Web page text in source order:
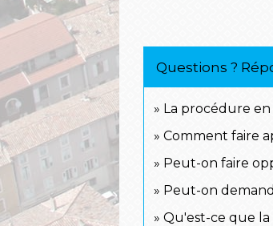
Questions ?
La procédure
Comment faire
Peut-on faire
Peut-on
Qu'est-ce que la